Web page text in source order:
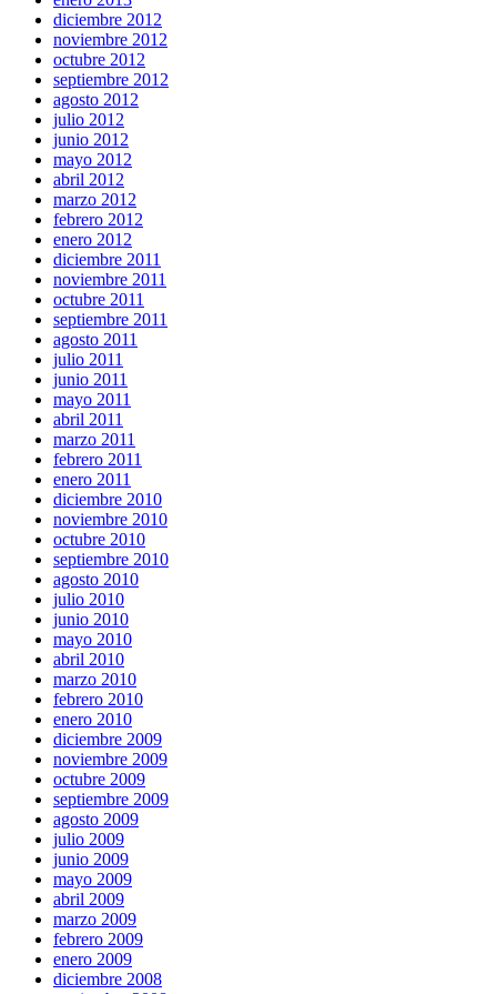
diciembre 2012
noviembre 2012
octubre 2012
septiembre 2012
agosto 2012
julio 2012
junio 2012
mayo 2012
abril 2012
marzo 2012
febrero 2012
enero 2012
diciembre 2011
noviembre 2011
octubre 2011
septiembre 2011
agosto 2011
julio 2011
junio 2011
mayo 2011
abril 2011
marzo 2011
febrero 2011
enero 2011
diciembre 2010
noviembre 2010
octubre 2010
septiembre 2010
agosto 2010
julio 2010
junio 2010
mayo 2010
abril 2010
marzo 2010
febrero 2010
enero 2010
diciembre 2009
noviembre 2009
octubre 2009
septiembre 2009
agosto 2009
julio 2009
junio 2009
mayo 2009
abril 2009
marzo 2009
febrero 2009
enero 2009
diciembre 2008